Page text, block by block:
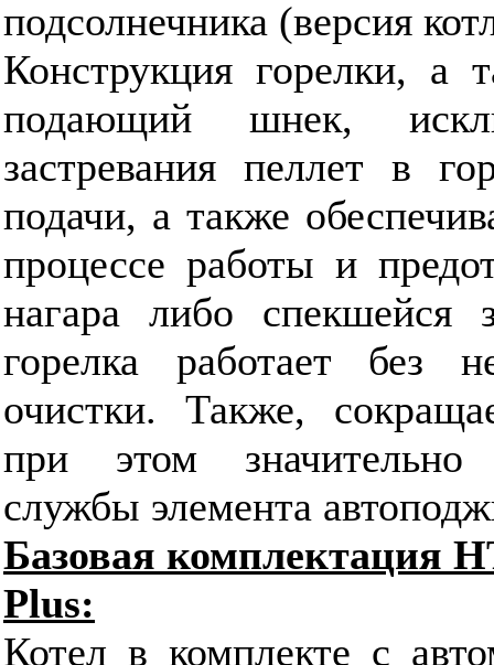
подсолнечника (версия
Конструкция горелки, а
подающий шнек,
застревания пеллет в
подачи, а также
процессе работы и
нагара либо спекшейся
горелка работает без
очистки. Также,
при этом значительно
службы элемента
Базовая комплектация
Plus:
Котел в комплекте c